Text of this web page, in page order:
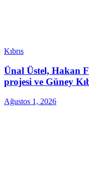
Kıbrıs
Ünal Üstel, Hakan
projesi ve Güney
Ağustos 1, 2026